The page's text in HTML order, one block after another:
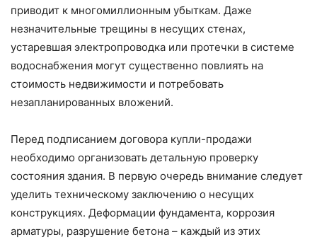
приводит к многомиллионным убыткам. Даже
незначительные трещины в несущих стенах,
устаревшая электропроводка или протечки в системе
водоснабжения могут существенно повлиять на
стоимость недвижимости и потребовать
незапланированных вложений.
Перед подписанием договора купли-продажи
необходимо организовать детальную проверку
состояния здания. В первую очередь внимание следует
уделить техническому заключению о несущих
конструкциях. Деформации фундамента, коррозия
арматуры, разрушение бетона – каждый из этих